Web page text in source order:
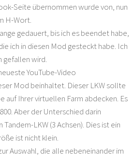
Seite übernommen wurde von, nun
H-Wort.
gedauert, bis ich es beendet habe,
ich in diesen Mod gesteckt habe. Ich
gefallen wird.
YouTube-Video
Mod beinhaltet. Dieser LKW sollte
auf Ihrer virtuellen Farm abdecken. Es
Aber der Unterschied darin
Tandem-LKW (3 Achsen). Dies ist ein
ist nicht klein.
Auswahl, die alle nebeneinander im